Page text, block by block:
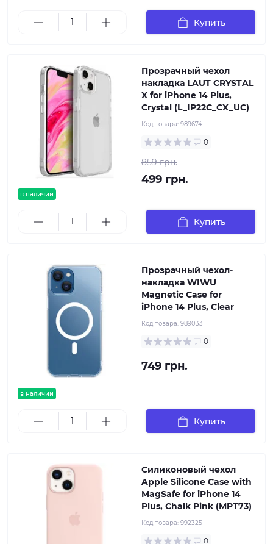
Купить
в наличии
Прозрачный чехол
накладка LAUT CRYSTAL
X for iPhone 14 Plus,
Crystal (L_IP22C_CX_UC)
Код товара: 989674
0
859 грн.
499 грн.
Купить
в наличии
Прозрачный чехол-
накладка WIWU
Magnetic Case for
iPhone 14 Plus, Clear
Код товара: 989033
0
749 грн.
Купить
Силиконовый чехол
Apple Silicone Case with
MagSafe for iPhone 14
Plus, Chalk Pink (MPT73)
Код товара: 992325
0